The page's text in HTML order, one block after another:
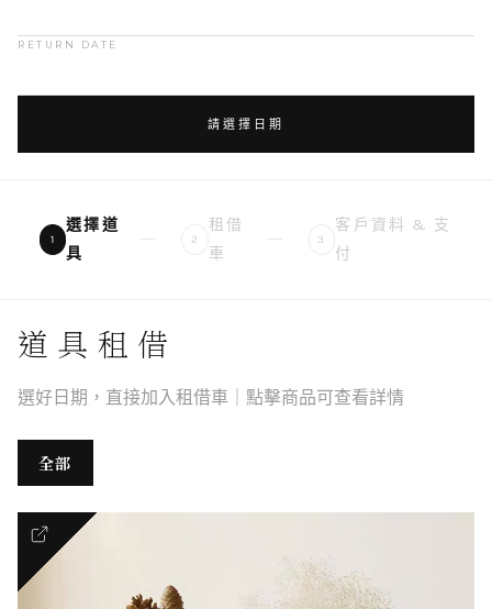
RETURN DATE
請選擇日期
1
選擇道
具
2
租借
車
3
客戶資料 & 支
付
道具租借
選好日期，直接加入租借車｜點擊商品可查看詳情
全部